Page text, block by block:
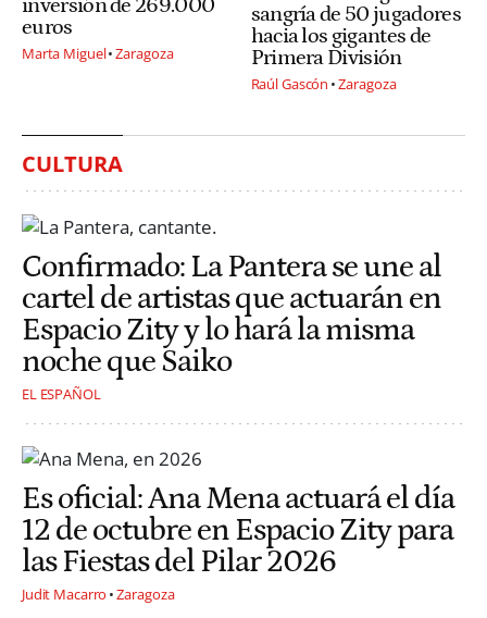
inversión de 269.000
euros
Marta Miguel Zaragoza
sangría de 50 jugadores
hacia los gigantes de
Primera División
Raúl Gascón Zaragoza
CULTURA
Confirmado: La Pantera se une al
cartel de artistas que actuarán en
Espacio Zity y lo hará la misma
noche que Saiko
EL ESPAÑOL
Es oficial: Ana Mena actuará el día
12 de octubre en Espacio Zity para
las Fiestas del Pilar 2026
Judit Macarro Zaragoza